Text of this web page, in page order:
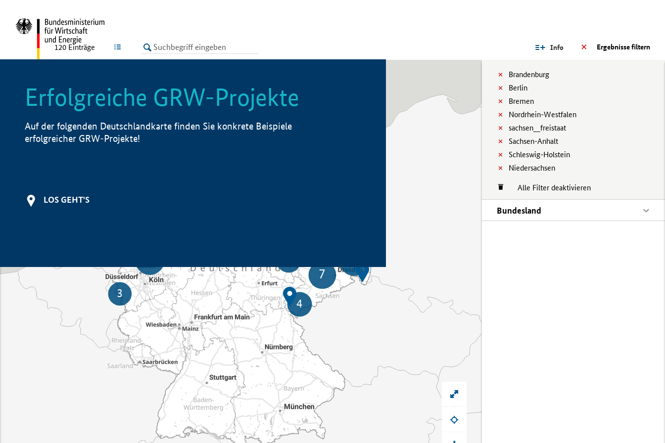
LISTE Ergebnisse filtern
Info
Brandenburg
Berlin
Bremen
Nordrhein-Westfalen
sachsen__freistaat
Sachsen-Anhalt
Schleswig-Holstein
Niedersachsen
Alle Filter deaktivieren
Bundesland
120 Einträge
Erfolgreiche GRW-Projekte
Auf der folgenden Deutschlandkarte finden Sie konkrete Beispiele
erfolgreicher GRW-Projekte!
LOS GEHT'S